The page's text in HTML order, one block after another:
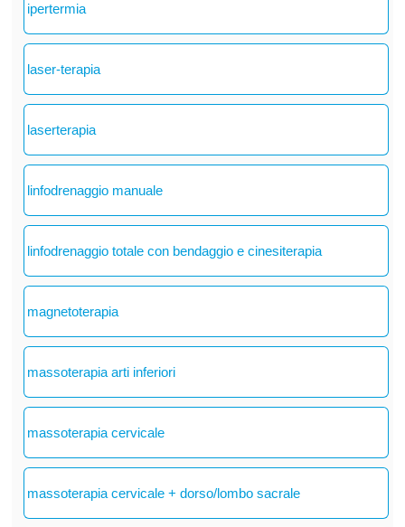
ipertermia
laser-terapia
laserterapia
linfodrenaggio manuale
linfodrenaggio totale con bendaggio e cinesiterapia
magnetoterapia
massoterapia arti inferiori
massoterapia cervicale
massoterapia cervicale + dorso/lombo sacrale